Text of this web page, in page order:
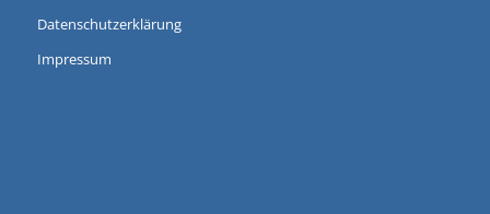
Datenschutzerklärung
Impressum